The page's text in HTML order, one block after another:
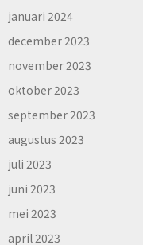
januari 2024
december 2023
november 2023
oktober 2023
september 2023
augustus 2023
juli 2023
juni 2023
mei 2023
april 2023